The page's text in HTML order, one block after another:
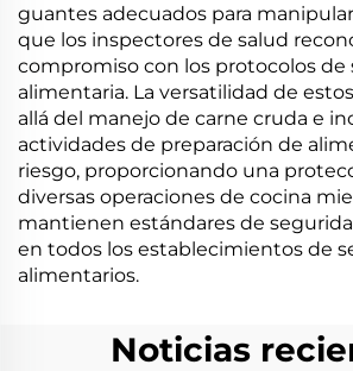
guantes adecuados para
que los inspectores de salud
compromiso con los protocolos de
alimentaria. La versatilidad de
allá del manejo de carne cruda e
actividades de preparación de
riesgo, proporcionando una
diversas operaciones de cocina
mantienen estándares de
en todos los establecimientos de
alimentarios.
Noticias